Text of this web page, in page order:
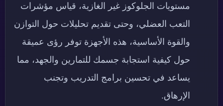
مستويات الجلوكوز غير الغازية، قياس مؤشرات
التعب العضلي، وحتى تقديم تحليلات حول التوازن
والقوة الأساسية، هذه الأجهزة توفر رؤى عميقة
حول كيفية استجابة جسمك للتمارين والجهد، مما
يساعد في تحسين برامج التدريب وتجنب
الإرهاق.